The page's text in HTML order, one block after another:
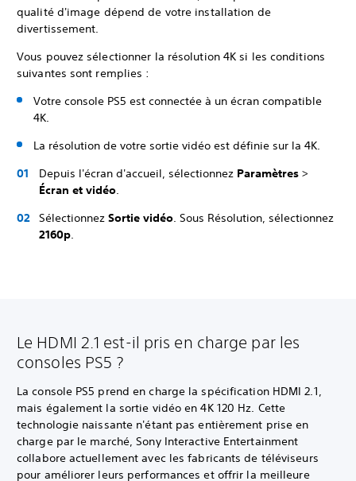
qualité d'image dépend de votre installation de
divertissement.
Vous pouvez sélectionner la résolution 4K si les conditions
suivantes sont remplies :
Votre console PS5 est connectée à un écran compatible
4K.
La résolution de votre sortie vidéo est définie sur la 4K.
Depuis l'écran d'accueil, sélectionnez Paramètres >
Écran et vidéo.
Sélectionnez Sortie vidéo. Sous Résolution, sélectionnez
2160p.
Le HDMI 2.1 est-il pris en charge par les
consoles PS5 ?
La console PS5 prend en charge la spécification HDMI 2.1,
mais également la sortie vidéo en 4K 120 Hz. Cette
technologie naissante n'étant pas entièrement prise en
charge par le marché, Sony Interactive Entertainment
collabore actuellement avec les fabricants de téléviseurs
pour améliorer leurs performances et offrir la meilleure